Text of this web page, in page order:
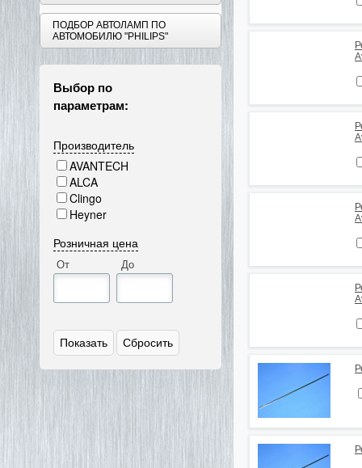
ПОДБОР АВТОЛАМП ПО
АВТОМОБИЛЮ "PHILIPS"
Выбор по
параметрам:
Производитель
AVANTECH
ALCA
Clingo
Heyner
Розничная цена
От До